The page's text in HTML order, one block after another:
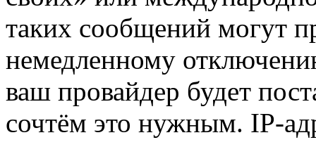
таких сообщений могут
немедленному
ваш провайдер будет
сочтём это нужным. IP-